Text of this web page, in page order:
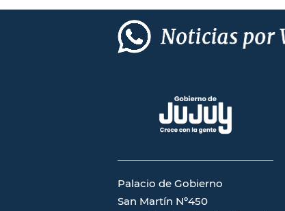
Palacio de Gobierno
San Martín Nº450